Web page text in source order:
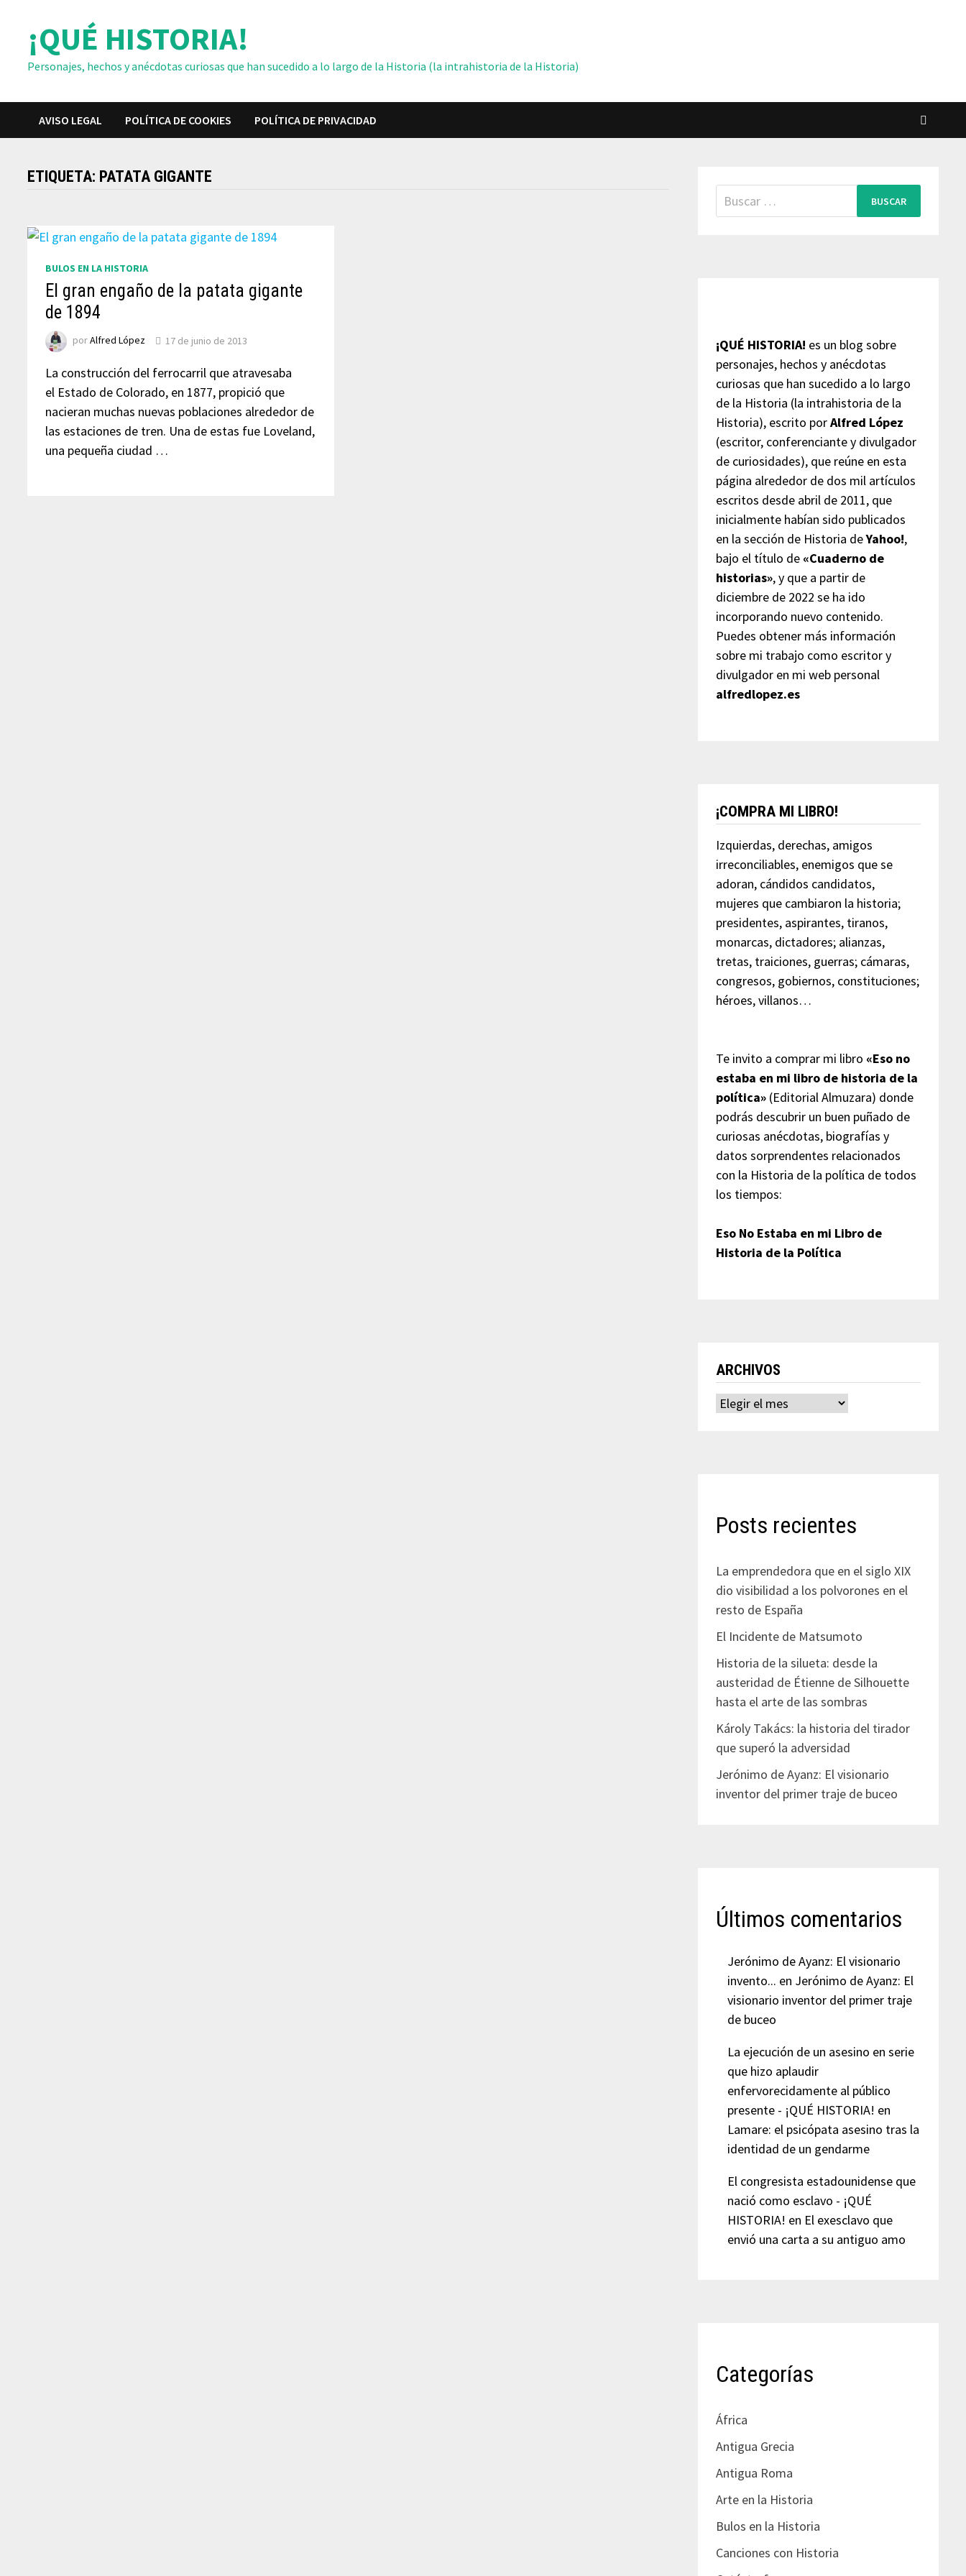
contenido¡QUÉ HISTORIA!
Personajes, hechos y anécdotas curiosas que han sucedido a lo largo de la Historia (la intrahistoria de la Historia)
AVISO LEGAL POLÍTICA DE COOKIES POLÍTICA DE PRIVACIDAD
ETIQUETA: PATATA GIGANTE
BULOS EN LA HISTORIA
El gran engaño de la patata gigante
de 1894
porAlfred López 17 de junio de 2013
La construcción del ferrocarril que atravesaba
el Estado de Colorado, en 1877, propició que
nacieran muchas nuevas poblaciones alrededor de
las estaciones de tren. Una de estas fue Loveland,
una pequeña ciudad …
Buscar:
¡QUÉ HISTORIA! es un blog sobre
personajes, hechos y anécdotas
curiosas que han sucedido a lo largo
de la Historia (la intrahistoria de la
Historia), escrito porAlfred López
(escritor, conferenciante y divulgador
de curiosidades), que reúne en esta
página alrededor de dos mil artículos
escritos desde abril de 2011, que
inicialmente habían sido publicados
en la sección de Historia deYahoo!,
bajo el título de «Cuaderno de
historias», y que a partir de
diciembre de 2022 se ha ido
incorporando nuevo contenido.
Puedes obtener más información
sobre mi trabajo como escritor y
divulgador en mi web personal
alfredlopez.es
¡COMPRA MI LIBRO!
Izquierdas, derechas, amigos
irreconciliables, enemigos que se
adoran, cándidos candidatos,
mujeres que cambiaron la historia;
presidentes, aspirantes, tiranos,
monarcas, dictadores; alianzas,
tretas, traiciones, guerras; cámaras,
congresos, gobiernos, constituciones;
héroes, villanos…
Te invito a comprar mi libro «Eso no
estaba en mi libro de historia de la
política»(Editorial Almuzara) donde
podrás descubrir un buen puñado de
curiosas anécdotas, biografías y
datos sorprendentes relacionados
con la Historia de la política de todos
los tiempos:
Eso No Estaba en mi Libro de
Historia de la Política
ARCHIVOS
Archivos
Posts recientes
La emprendedora que en el siglo XIX
dio visibilidad a los polvorones en el
resto de España
El Incidente de Matsumoto
Historia de la silueta: desde la
austeridad de Étienne de Silhouette
hasta el arte de las sombras
Károly Takács: la historia del tirador
que superó la adversidad
Jerónimo de Ayanz: El visionario
inventor del primer traje de buceo
Últimos comentarios
Jerónimo de Ayanz: El visionario
invento... en Jerónimo de Ayanz: El
visionario inventor del primer traje
de buceo
La ejecución de un asesino en serie
que hizo aplaudir
enfervorecidamente al público
presente - ¡QUÉ HISTORIA! en
Lamare: el psicópata asesino tras la
identidad de un gendarme
El congresista estadounidense que
nació como esclavo - ¡QUÉ
HISTORIA! en El exesclavo que
envió una carta a su antiguo amo
Categorías
África
Antigua Grecia
Antigua Roma
Arte en la Historia
Bulos en la Historia
Canciones con Historia